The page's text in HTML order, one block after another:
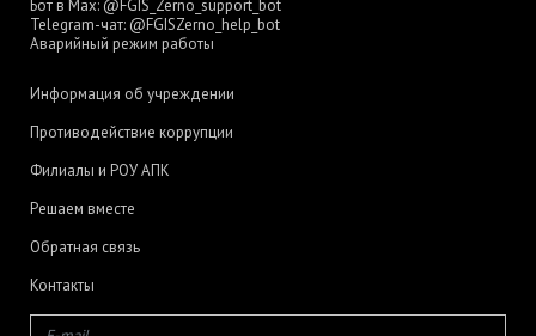
Бот в Max: @FGIS_Zerno_support_bot
Telegram-чат: @FGISZerno_help_bot
Аварийный режим работы
Информация об учреждении
Противодействие коррупции
Филиалы и РОУ АПК
Решаем вместе
Обратная связь
Контакты